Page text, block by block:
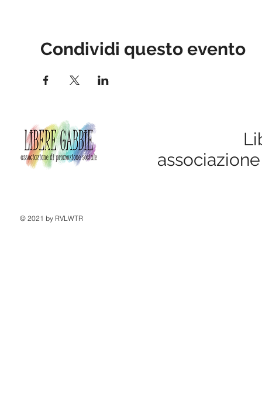
Condividi questo evento
© 2021 by RVLWTR